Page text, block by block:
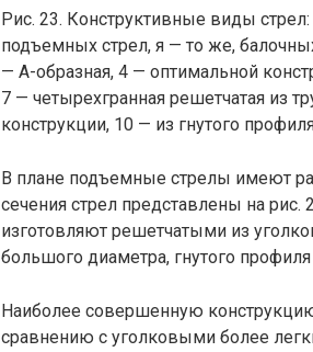
Рис. 23. Конструктивные виды
подъемных стрел, я — то же,
— А-образная, 4 — оптимальной
7 — четырехгранная решетчатая из
конструкции, 10 — из гнутого
В плане подъемные стрелы имеют
сечения стрел представлены на
изготовляют решетчатыми из
большого диаметра, гнутого профиля
Наиболее совершенную
сравнению с уголковыми более